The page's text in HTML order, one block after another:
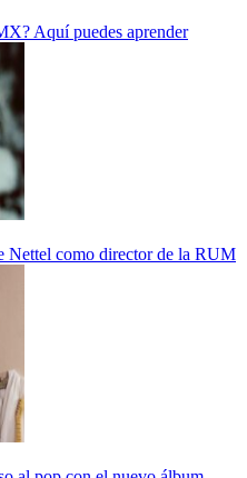
Aquí puedes aprender
Nettel como director de la RUM